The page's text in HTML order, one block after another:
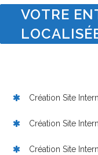
VOTRE
Création Site
Création Site
Création Site